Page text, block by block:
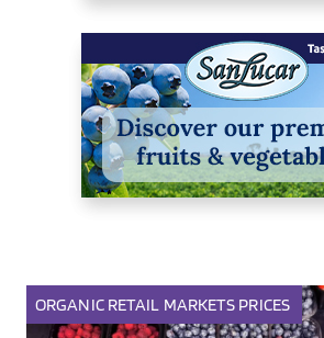
ORGANIC RETAIL MARKETS PRICES